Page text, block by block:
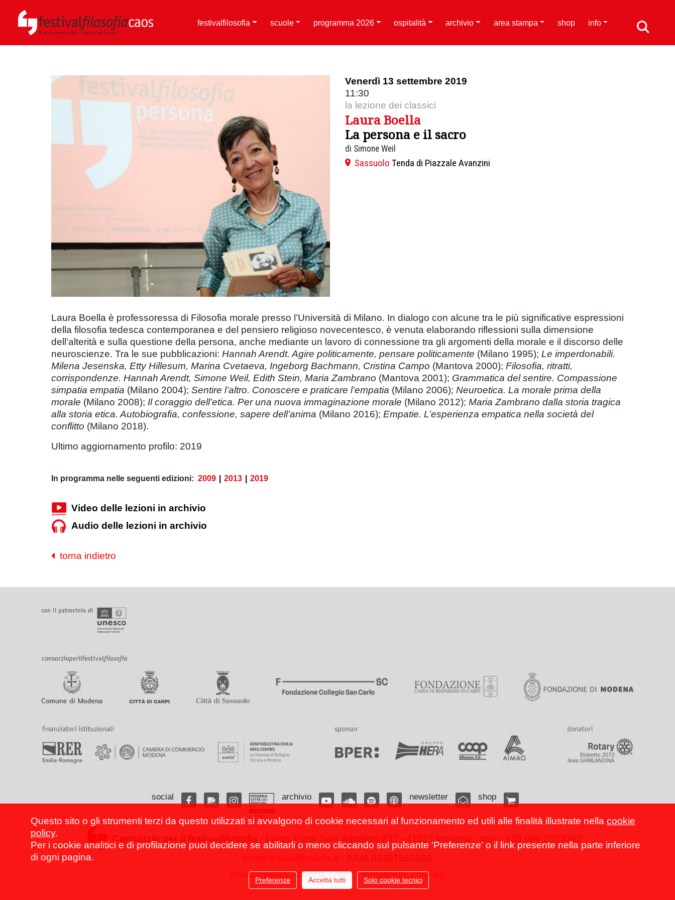
festivalfilosofia scuole programma 2026 ospitalità archivio area stampa shop info
Venerdì 13 settembre 2019
11:30
la lezione dei classici
Laura Boella
La persona e il sacro
di Simone Weil
Sassuolo Tenda di Piazzale Avanzini
Laura Boella è professoressa di Filosofia morale presso l’Università di Milano. In dialogo con alcune tra le più significative espressioni
della filosofia tedesca contemporanea e del pensiero religioso novecentesco, è venuta elaborando riflessioni sulla dimensione
dell’alterità e sulla questione della persona, anche mediante un lavoro di connessione tra gli argomenti della morale e il discorso delle
neuroscienze. Tra le sue pubblicazioni: Hannah Arendt. Agire politicamente, pensare politicamente (Milano 1995); Le imperdonabili.
Milena Jesenska, Etty Hillesum, Marina Cvetaeva, Ingeborg Bachmann, Cristina Campo (Mantova 2000); Filosofia, ritratti,
corrispondenze. Hannah Arendt, Simone Weil, Edith Stein, Maria Zambrano (Mantova 2001); Grammatica del sentire. Compassione
simpatia empatia (Milano 2004); Sentire l’altro. Conoscere e praticare l’empatia (Milano 2006); Neuroetica. La morale prima della
morale (Milano 2008); Il coraggio dell’etica. Per una nuova immaginazione morale (Milano 2012); Maria Zambrano dalla storia tragica
alla storia etica. Autobiografia, confessione, sapere dell’anima (Milano 2016); Empatie. L’esperienza empatica nella società del
conflitto (Milano 2018).
Ultimo aggiornamento profilo: 2019
In programma nelle seguenti edizioni: 2009 2013 2019
Video delle lezioni in archivio
Audio delle lezioni in archivio
torna indietro
social archivio newsletter shop
privacy policy- cookie policy -preferenze cookies
Questo sito o gli strumenti terzi da questo utilizzati si avvalgono di cookie necessari al funzionamento ed utili alle finalità illustrate nella cookie
policy.
Per i cookie analitici e di profilazione puoi decidere se abilitarli o meno cliccando sul pulsante 'Preferenze' o il link presente nella parte inferiore
di ogni pagina.
Preferenze Accetta tutti Solo cookie tecnici